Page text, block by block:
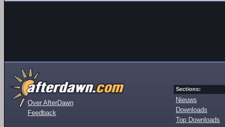
Over AfterDawn
Feedback
Sections:
Nieuws
Downloads
Top Downloads